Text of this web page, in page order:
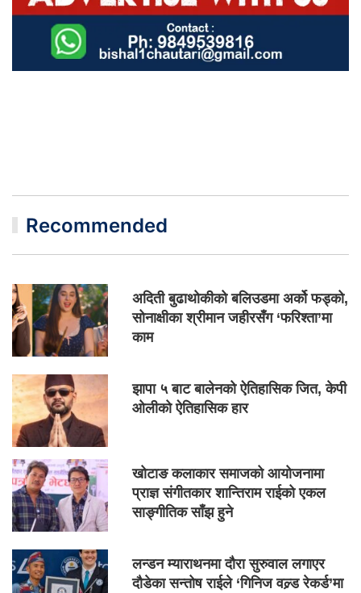
Recommended
अदिती बुढाथोकीको बलिउडमा अर्को फड्को,
सोनाक्षीका श्रीमान जहीरसँग ‘फरिश्ता’मा
काम
झापा ५ बाट बालेनको ऐतिहासिक जित, केपी
ओलीको ऐतिहासिक हार
खोटाङ कलाकार समाजको आयोजनामा
प्राज्ञ संगीतकार शान्तिराम राईको एकल
साङ्गीतिक साँझ हुने
लन्डन म्याराथनमा दौरा सुरुवाल लगाएर
दौडेका सन्तोष राईले ‘गिनिज वल्र्ड रेकर्ड’मा